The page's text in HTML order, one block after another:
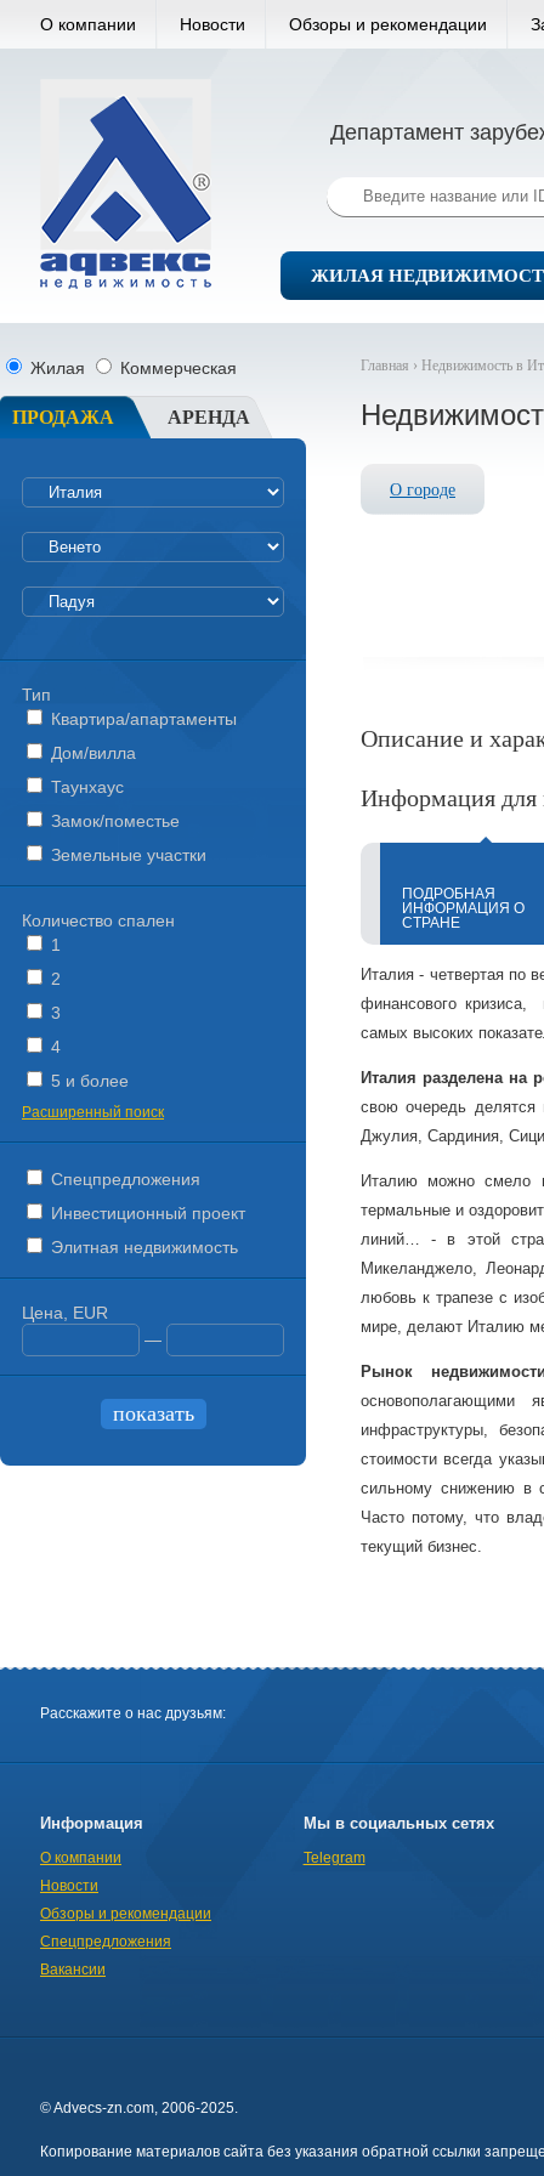
О компании Новости Обзоры и рекомендации
Департамент
ЖИЛАЯ
Главная › Недвижимость в
О городе
Описание и
Информация для
ПОДРОБНАЯ
ИНФОРМАЦИЯ О
СТРАНЕ
Италия - четвертая по
финансового
самых высоких
Италия разделена на
свою очередь делятся
Джулия, Сардиния,
Италию можно смело
термальные и
линий… - в этой
Микеланджело,
любовь к трапезе с
мире, делают Италию
Рынок
основополагающими
инфраструктуры,
стоимости всегда
сильному снижению в
Часто потому, что
текущий бизнес.
Жилая Коммерческая
ПРОДАЖА АРЕНДА
Тип
Квартира/апартаменты
Дом/вилла
Таунхаус
Замок/поместье
Земельные участки
Количество спален
1
2
3
4
5 и более
Расширенный поиск
Спецпредложения
Инвестиционный проект
Элитная недвижимость
Цена, EUR
—
Расскажите о нас друзьям:
Информация
О компании
Новости
Обзоры и рекомендации
Спецпредложения
Вакансии
Мы в социальных сетях
Telegram
© Advecs-zn.com, 2006-2025.
Копирование материалов сайта без указания обратной ссылки